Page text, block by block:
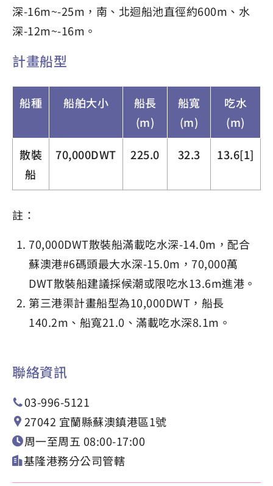
深-16m~-25m，南、北迴船池直徑約600m、水
深-12m~-16m。
計畫船型
船種 船舶大小
船長
(m)
船寬
(m)
吃水
(m)
散裝
船
70,000DWT 225.0 32.3 13.6[1]
註：
70,000DWT散裝船滿載吃水深-14.0m，配合
蘇澳港#6碼頭最大水深-15.0m，70,000萬
DWT散裝船建議採候潮或限吃水13.6m進港。
第三港渠計畫船型為10,000DWT，船長
140.2m、船寬21.0、滿載吃水深8.1m。
聯絡資訊
03-996-5121
27042 宜蘭縣蘇澳鎮港區1號
周一至周五 08:00-17:00
基隆港務分公司管轄